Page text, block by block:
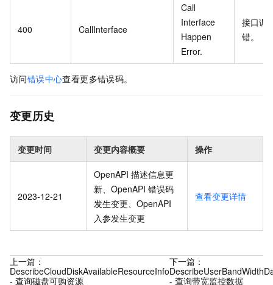
400 CallInterface
Call
Interface
Happen
Error.
接口调
错。
访问错误中心查看更多错误码。
变更历史
变更时间 变更内容概要 操作
2023-12-21
OpenAPI 描述信息更
新、OpenAPI 错误码
发生变更、OpenAPI
入参发生变更
查看变更详情
上一篇：
DescribeCloudDiskAvailableResourceInfo
- 查询磁盘可购资源
下一篇：
- 查询带宽监控数据